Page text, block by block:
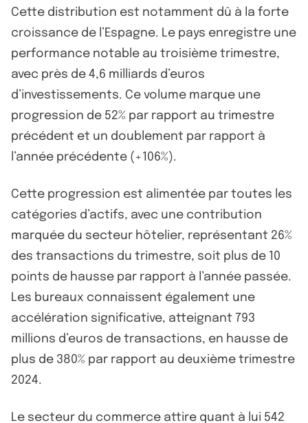
Cette distribution est notamment dû à la forte
croissance de l’Espagne. Le pays enregistre une
performance notable au troisième trimestre,
avec près de 4,6 milliards d’euros
d’investissements. Ce volume marque une
progression de 52% par rapport au trimestre
précédent et un doublement par rapport à
l’année précédente (+106%).
Cette progression est alimentée par toutes les
catégories d’actifs, avec une contribution
marquée du secteur hôtelier, représentant 26%
des transactions du trimestre, soit plus de 10
points de hausse par rapport à l’année passée.
Les bureaux connaissent également une
accélération significative, atteignant 793
millions d’euros de transactions, en hausse de
plus de 380% par rapport au deuxième trimestre
2024.
Le secteur du commerce attire quant à lui 542